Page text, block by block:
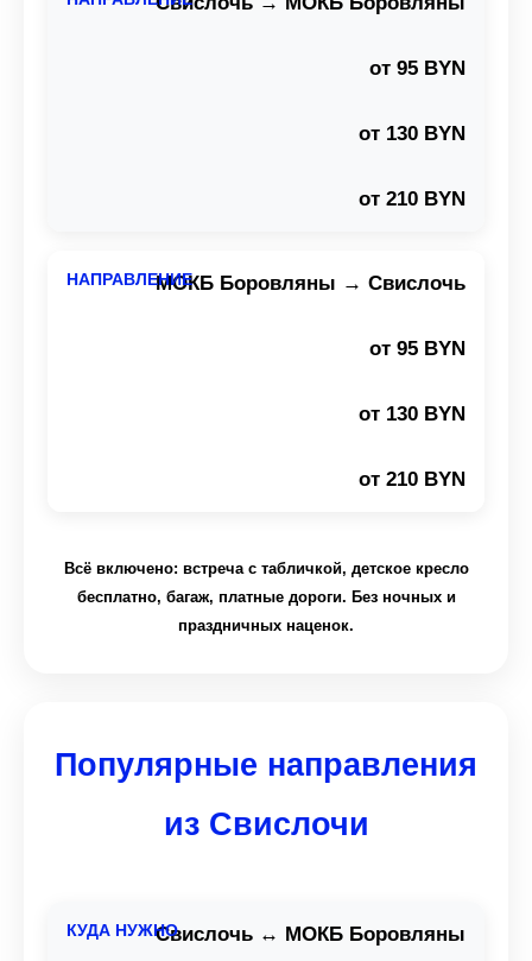
от 95 BYN
от 130 BYN
от 210 BYN
МОКБ Боровляны → Свислочь
от 95 BYN
от 130 BYN
от 210 BYN
Всё включено: встреча с табличкой, детское кресло
бесплатно, багаж, платные дороги. Без ночных и
праздничных наценок.
Популярные направления
из Свислочи
Свислочь ↔ МОКБ Боровляны